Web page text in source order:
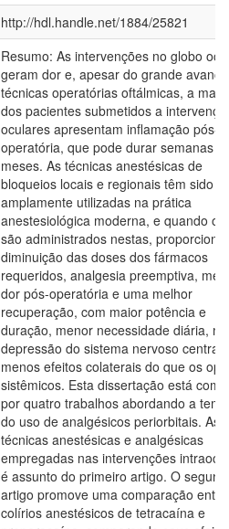
http://hdl.handle.net/1884/25821
Resumo: As intervenções no globo
geram dor e, apesar do grande
técnicas operatórias oftálmicas, a
dos pacientes submetidos a
oculares apresentam inflamação pós-
operatória, que pode durar semanas
meses. As técnicas anestésicas de
bloqueios locais e regionais têm sido
amplamente utilizadas na prática
anestesiológica moderna, e quando
são administrados nestas,
diminuição das doses dos fármacos
requeridos, analgesia preemptiva,
dor pós-operatória e uma melhor
recuperação, com maior potência e
duração, menor necessidade diária,
depressão do sistema nervoso central
menos efeitos colaterais do que os
sistêmicos. Esta dissertação está
por quatro trabalhos abordando a
do uso de analgésicos periorbitais. As
técnicas anestésicas e analgésicas
empregadas nas intervenções
é assunto do primeiro artigo. O
artigo promove uma comparação
colírios anestésicos de tetracaína e